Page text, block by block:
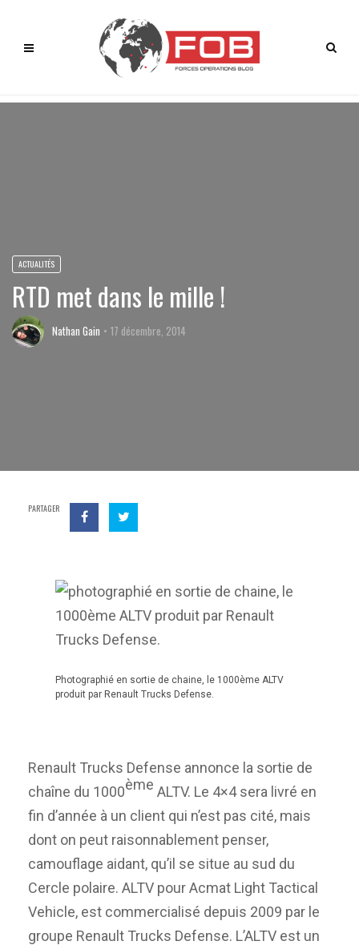
ACTUALITÉS
RTD met dans le mille !
Nathan Gain 17 décembre, 2014
PARTAGER
Photographié en sortie de chaine, le 1000ème ALTV
produit par Renault Trucks Defense.
Renault Trucks Defense annonce la sortie de
chaîne du 1000ème ALTV. Le 4×4 sera livré en
fin d’année à un client qui n’est pas cité, mais
dont on peut raisonnablement penser,
camouflage aidant, qu’il se situe au sud du
Cercle polaire. ALTV pour Acmat Light Tactical
Vehicle, est commercialisé depuis 2009 par le
groupe Renault Trucks Defense. L’ALTV est un